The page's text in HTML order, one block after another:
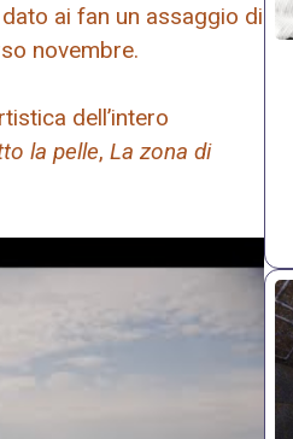
ai fan un assaggio di
novembre.
dell’intero
la pelle, La zona di